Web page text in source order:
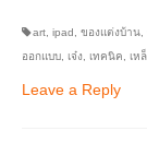
art ipad ของแต่งบ้าน
ออกแบบ เจ๋ง เทคนิค เห
Leave a Reply